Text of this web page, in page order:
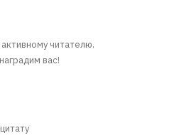
читателю.
вас!